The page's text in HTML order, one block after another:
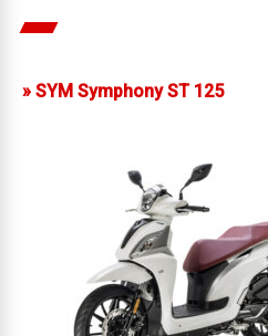
» SYM Symphony ST 125